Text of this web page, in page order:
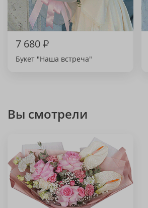
7 680₽
Букет "Наша встреча"
Вы смотрели